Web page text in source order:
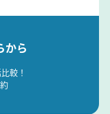
から
較！